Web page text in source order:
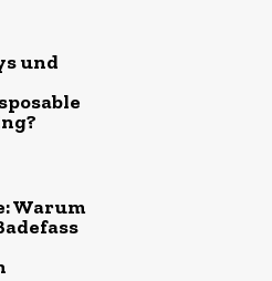
und
Warum